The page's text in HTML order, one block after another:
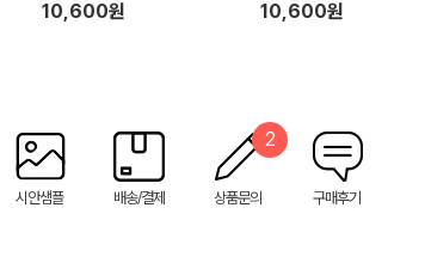
10,600원 10,600원
시안샘플 배송/결제 상품문의
2
구매후기